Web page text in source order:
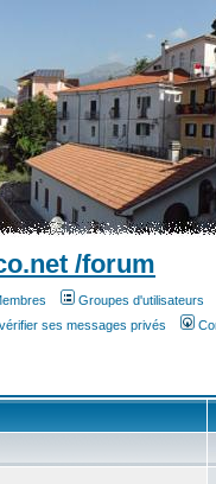
/forum
Groupes d'utilisateurs
ses messages privés